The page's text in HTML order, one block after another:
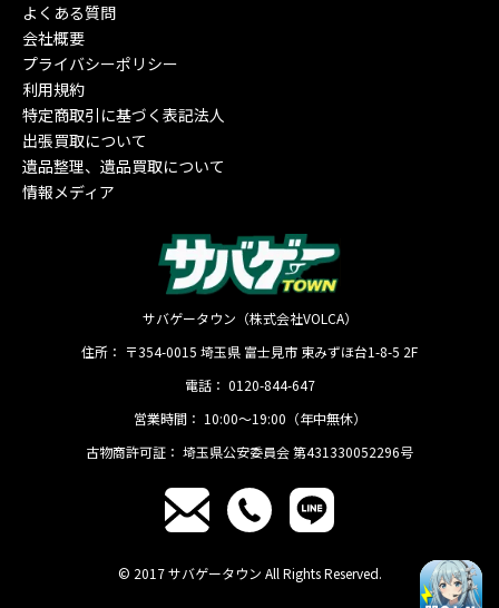
よくある質問
会社概要
プライバシーポリシー
利用規約
特定商取引に基づく表記法人
出張買取について
遺品整理、遺品買取について
情報メディア
サバゲータウン（株式会社VOLCA）
住所： 〒354-0015 埼玉県 富士見市 東みずほ台1-8-5 2F
電話： 0120-844-647
営業時間： 10:00〜19:00（年中無休）
古物商許可証： 埼玉県公安委員会 第431330052296号
© 2017 サバゲータウン All Rights Reserved.